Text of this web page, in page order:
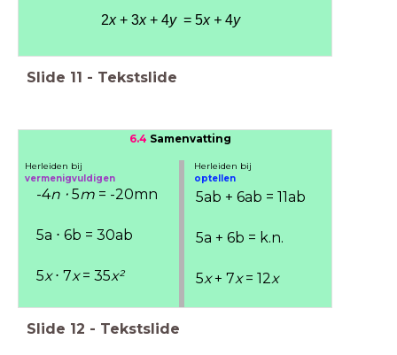
2x+ 3x+ 4y= 5x +4y
Slide 11 - Tekstslide
6.4 Samenvatting
Herleiden bij
vermenigvuldigen
Herleiden bij
optellen
-4n ⋅5m = -20mn
5a ⋅ 6b = 30ab
5x⋅ 7x= 35x²
5ab + 6ab = 11ab
5a + 6b = k.n.
5x+ 7x= 12x
Slide 12 - Tekstslide